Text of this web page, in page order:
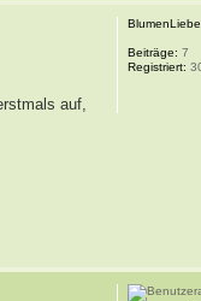
auf,
Beiträge: 7
Registriert: